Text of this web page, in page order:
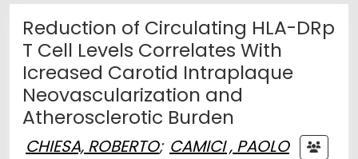
Reduction of Circulating HLA-DRp
T Cell Levels Correlates With
Icreased Carotid Intraplaque
Neovascularization and
Atherosclerotic Burden
CHIESA, ROBERTO; CAMICI , PAOLO